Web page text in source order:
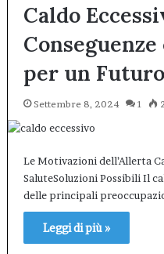
Caldo
per un
Settembre 8, 2024 1
Le Motivazioni dell’Allerta
SaluteSoluzioni Possibili Il
delle principali
Leggi di più »